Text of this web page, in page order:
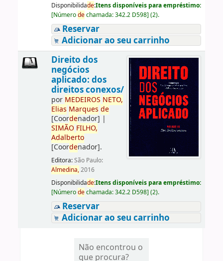
Disponibilidade:Itens disponíveis para empréstimo:
[Númerodechamada:342.2 D598] (2).
Reservar
Adicionar ao seu carrinho
Direito dos
negócios
aplicado: dos
direitos conexos/
por MEDEIROS NETO,
Elias Marques de
[Coordenador] |
SIMÃO FILHO,
Adalberto
[Coordenador].
Editora:São Paulo:
Almedina,2016
Disponibilidade:Itens disponíveis para empréstimo:
[Númerodechamada:342.2 D598] (2).
Reservar
Adicionar ao seu carrinho
Não encontrou o
que procura?